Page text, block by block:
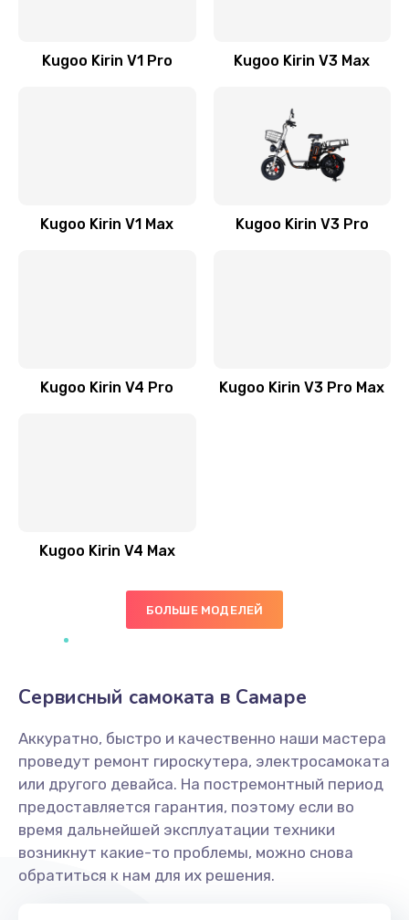
Kugoo Kirin V1 Pro Kugoo Kirin V3 Max
Kugoo Kirin V1 Max Kugoo Kirin V3 Pro
Kugoo Kirin V4 Pro Kugoo Kirin V3 Pro Max
Kugoo Kirin V4 Max
БОЛЬШЕ МОДЕЛЕЙ
Сервисный самоката в Самаре
Аккуратно, быстро и качественно наши мастера
проведут ремонт гироскутера, электросамоката
или другого девайса. На постремонтный период
предоставляется гарантия, поэтому если во
время дальнейшей эксплуатации техники
возникнут какие-то проблемы, можно снова
обратиться к нам для их решения.